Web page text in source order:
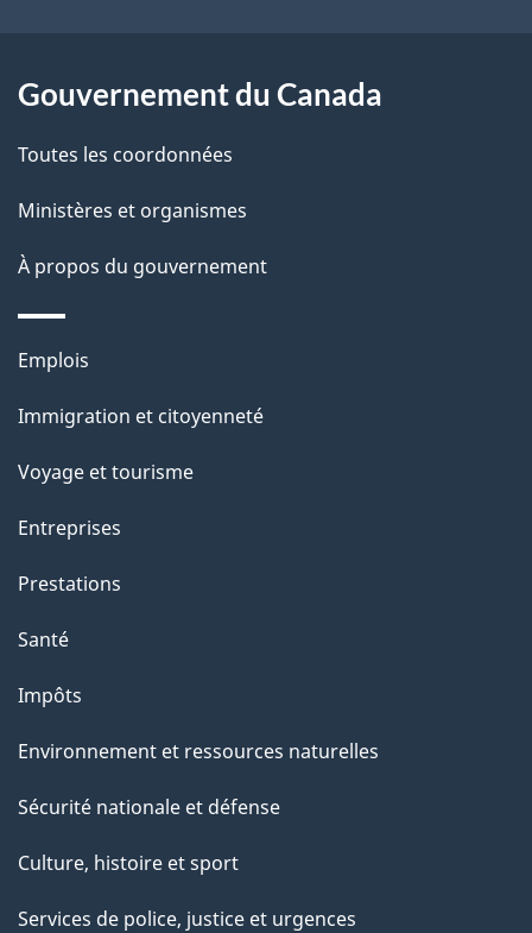
c
i
o
s
u
c
e
t
e
a
g
l
p
a
g
e
Gouvernement du Canada
Toutes les coordonnées
Ministères et organismes
À propos du gouvernement
Thèmes
sujets
Emplois
Immigration et citoyenneté
Voyage et tourisme
Entreprises
Prestations
Santé
Impôts
Environnement et ressources naturelles
Sécurité nationale et défense
Culture, histoire et sport
Services de police, justice et urgences